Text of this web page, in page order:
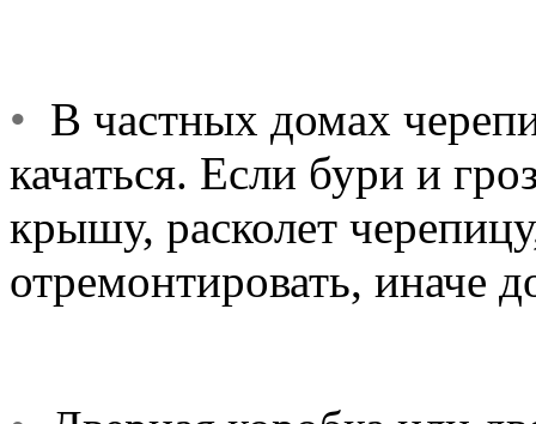
• В частных домах
качаться. Если бури и
крышу, расколет
отремонтировать, иначе